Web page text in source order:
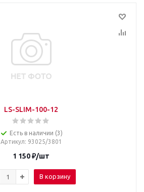
LS-SLIM-100-12
Есть в наличии (3)
Артикул: 93025/3801
1 150₽/шт
В корзину